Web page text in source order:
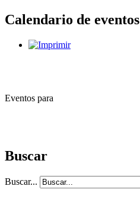
Calendario de eventos
Eventos para
Buscar
Buscar...